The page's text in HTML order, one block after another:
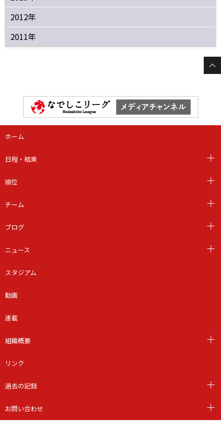
2012年
2011年
ホーム
日程・結果
順位
チーム
ブログ
ニュース
スタジアム
動画
連載
組織概要
リンク
過去の記録
お問い合わせ